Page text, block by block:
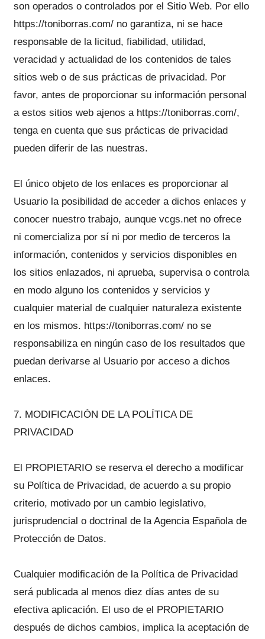
son operados o controlados por el Sitio Web. Por ello
https://toniborras.com/ no garantiza, ni se hace
responsable de la licitud, fiabilidad, utilidad,
veracidad y actualidad de los contenidos de tales
sitios web o de sus prácticas de privacidad. Por
favor, antes de proporcionar su información personal
a estos sitios web ajenos a https://toniborras.com/,
tenga en cuenta que sus prácticas de privacidad
pueden diferir de las nuestras.
El único objeto de los enlaces es proporcionar al
Usuario la posibilidad de acceder a dichos enlaces y
conocer nuestro trabajo, aunque vcgs.net no ofrece
ni comercializa por sí ni por medio de terceros la
información, contenidos y servicios disponibles en
los sitios enlazados, ni aprueba, supervisa o controla
en modo alguno los contenidos y servicios y
cualquier material de cualquier naturaleza existente
en los mismos. https://toniborras.com/ no se
responsabiliza en ningún caso de los resultados que
puedan derivarse al Usuario por acceso a dichos
enlaces.
7. MODIFICACIÓN DE LA POLÍTICA DE
PRIVACIDAD
El PROPIETARIO se reserva el derecho a modificar
su Política de Privacidad, de acuerdo a su propio
criterio, motivado por un cambio legislativo,
jurisprudencial o doctrinal de la Agencia Española de
Protección de Datos.
Cualquier modificación de la Política de Privacidad
será publicada al menos diez días antes de su
efectiva aplicación. El uso de el PROPIETARIO
después de dichos cambios, implica la aceptación de